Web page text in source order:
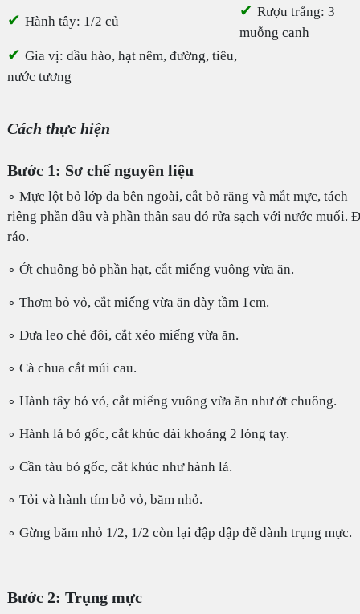
✔ Hành tây: 1/2 củ
✔ Rượu trắng: 3
muỗng canh
✔ Gia vị: dầu hào, hạt nêm, đường, tiêu,
nước tương
Cách thực hiện
Bước 1: Sơ chế nguyên liệu
∘ Mực lột bỏ lớp da bên ngoài, cắt bỏ răng và mắt mực, tách
riêng phần đầu và phần thân sau đó rửa sạch với nước muối.
ráo.
∘ Ớt chuông bỏ phần hạt, cắt miếng vuông vừa ăn.
∘ Thơm bỏ vỏ, cắt miếng vừa ăn dày tầm 1cm.
∘ Dưa leo chẻ đôi, cắt xéo miếng vừa ăn.
∘ Cà chua cắt múi cau.
∘ Hành tây bỏ vỏ, cắt miếng vuông vừa ăn như ớt chuông.
∘ Hành lá bỏ gốc, cắt khúc dài khoảng 2 lóng tay.
∘ Cần tàu bỏ gốc, cắt khúc như hành lá.
∘ Tỏi và hành tím bỏ vỏ, băm nhỏ.
∘ Gừng băm nhỏ 1/2, 1/2 còn lại đập dập để dành trụng mực.
Bước 2: Trụng mực